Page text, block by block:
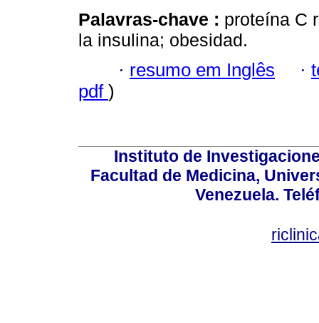
Palavras-chave : proteína C
la insulina; obesidad.
· resumo em Inglês ·
pdf )
Instituto de
Facultad de Medicina,
Venezuela.